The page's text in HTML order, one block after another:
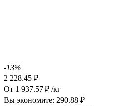
-13%
2 228.45 ₽
От 1 937.57 ₽ /кг
Вы экономите: 290.88 ₽